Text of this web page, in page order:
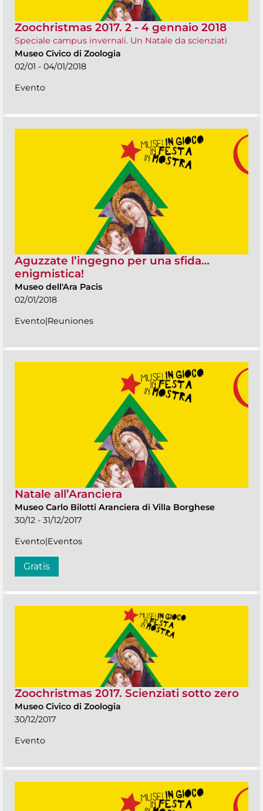
Zoochristmas 2017. 2 - 4 gennaio 2018
Speciale campus invernali. Un Natale da scienziati
Museo Civico di Zoologia
02/01 - 04/01/2018
Evento
Aguzzate l’ingegno per una sfida…
enigmistica!
Museo dell'Ara Pacis
02/01/2018
Evento|Reuniones
Natale all’Aranciera
Museo Carlo Bilotti Aranciera di Villa Borghese
30/12 - 31/12/2017
Evento|Eventos
Gratis
Zoochristmas 2017. Scienziati sotto zero
Museo Civico di Zoologia
30/12/2017
Evento